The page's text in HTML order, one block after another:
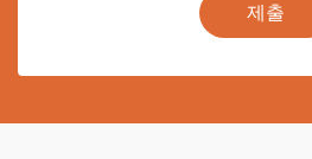
제출